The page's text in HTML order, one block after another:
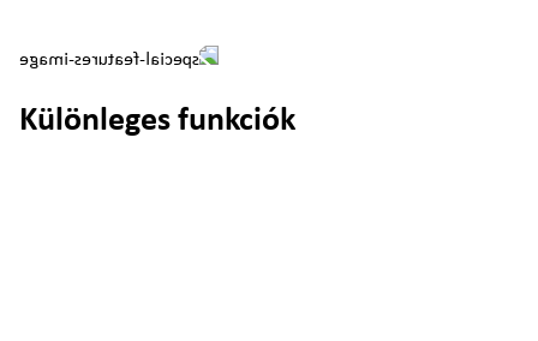
Különleges funkciók